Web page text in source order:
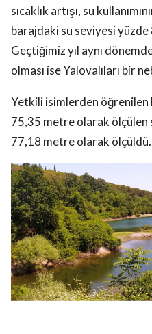
sıcaklık artışı, su
barajdaki su seviyesi
Geçtiğimiz yıl aynı
olması ise Yalovalıları bir
Yetkili isimlerden öğrenilen
75,35 metre olarak ölçülen
77,18 metre olarak ölçüldü.